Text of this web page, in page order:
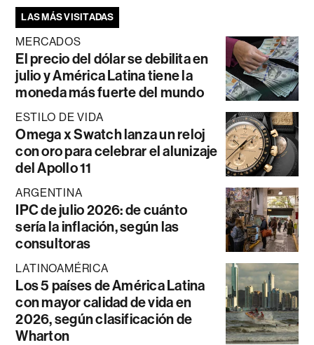
LAS MÁS VISITADAS
MERCADOS
El precio del dólar se debilita en
julio y América Latina tiene la
moneda más fuerte del mundo
ESTILO DE VIDA
Omega x Swatch lanza un reloj
con oro para celebrar el alunizaje
del Apollo 11
ARGENTINA
IPC de julio 2026: de cuánto
sería la inflación, según las
consultoras
LATINOAMÉRICA
Los 5 países de América Latina
con mayor calidad de vida en
2026, según clasificación de
Wharton